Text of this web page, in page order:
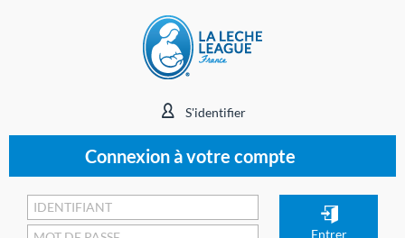
S'identifier
Connexion à votre compte